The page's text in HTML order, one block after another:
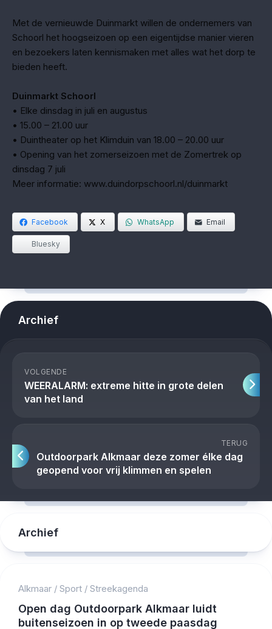
Met de vernieuwde Duinmarkt willen de ondernemers van
Schoorl het hoogseizoen op een eigentijdse manier vieren
en bezoekers laten kennismaken met alles wat het dorp te
bieden heeft.
Duinmarkt Schoorl
• Elke dinsdag in juli en augustus
• 15.00 – 21.00 uur
• Duintheater op het Klimduin van 18.00 – 20.00 uur
• Opening van het zomerseizoen met de Zomertrek op
dinsdag 7 juli
Meer informatie: www.duindorpschoorl.nl/duinmarkt
Facebook X WhatsApp Email
Bluesky
Archief
VOLGENDE
WEERALARM: extreme hitte in grote delen
van het land
TERUG
Outdoorpark Alkmaar deze zomer élke dag
geopend voor vrij klimmen en spelen
Archief
Alkmaar / Sport / Streekagenda
Open dag Outdoorpark Alkmaar luidt
buitenseizoen in op tweede paasdag